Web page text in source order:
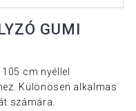
GUMI
cm nyéllel
Különösen alkalmas
számára.